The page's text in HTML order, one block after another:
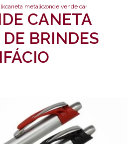
caneta metalica personalizadaonde vende caneta metalica de
CANETA
BRINDES